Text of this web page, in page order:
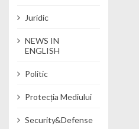
Juridic
NEWS IN
ENGLISH
Politic
Protecția Mediului
Security&Defense